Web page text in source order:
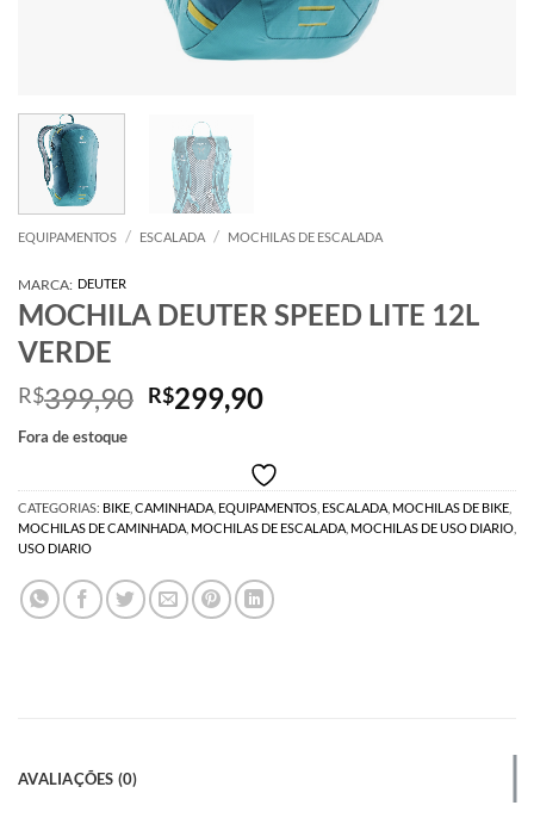
EQUIPAMENTOS / ESCALADA / MOCHILAS DE ESCALADA
MARCA: DEUTER
MOCHILA DEUTER SPEED LITE 12L
VERDE
R$399,90 O
era:
R$399,90.
R$299,90O
é:
R$299,90.
Fora de estoque
CATEGORIAS: BIKE CAMINHADA EQUIPAMENTOS ESCALADA MOCHILAS DE BIKE
MOCHILAS DE CAMINHADA MOCHILAS DE ESCALADA MOCHILAS DE USO DIARIO
USO DIARIO
AVALIAÇÕES (0)